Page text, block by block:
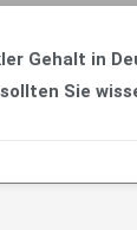
Gehalt in
Sie